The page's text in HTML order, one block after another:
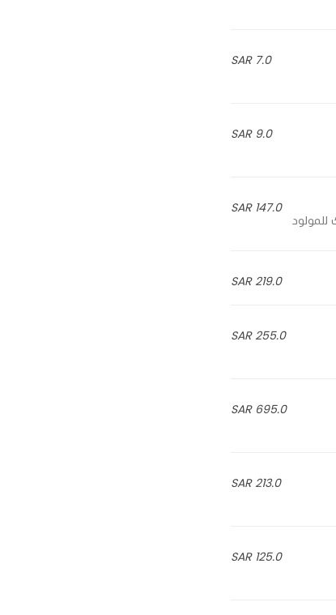
7.0 SAR
9.0 SAR
147.0 SAR
219.0 SAR
255.0 SAR
695.0 SAR
213.0 SAR
125.0 SAR